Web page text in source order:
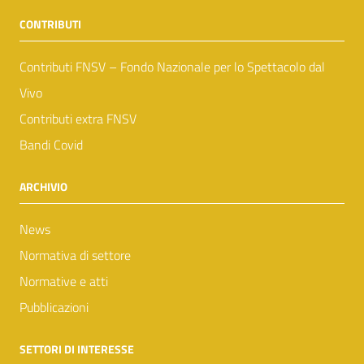
CONTRIBUTI
Contributi FNSV – Fondo Nazionale per lo Spettacolo dal
Vivo
Contributi extra FNSV
Bandi Covid
ARCHIVIO
News
Normativa di settore
Normative e atti
Pubblicazioni
SETTORI DI INTERESSE